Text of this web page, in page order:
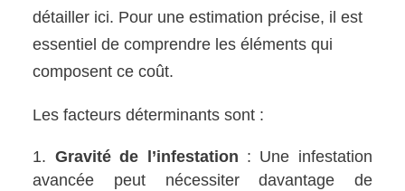
détailler ici. Pour une estimation précise, il est
essentiel de comprendre les éléments qui
composent ce coût.
Les facteurs déterminants sont :
Gravité de l’infestation : Une infestation
avancée peut nécessiter davantage de